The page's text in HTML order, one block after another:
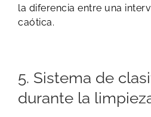
la diferencia entre una
caótica.
5. Sistema de
durante la